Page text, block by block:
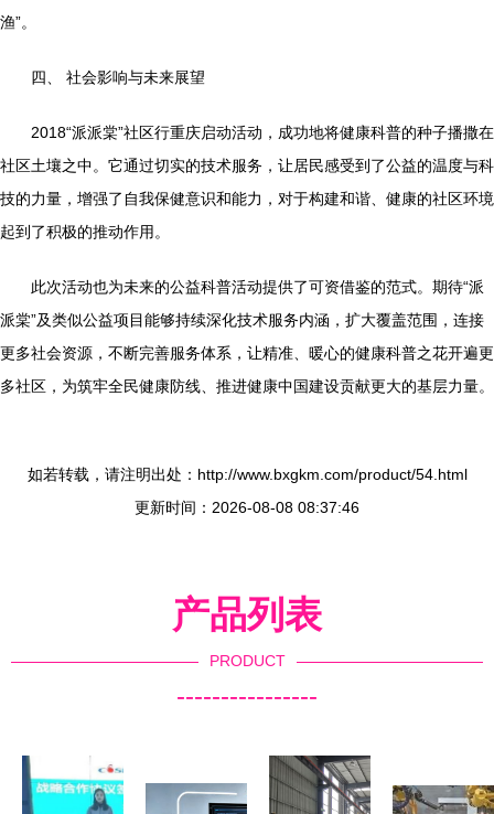
渔”。
四、 社会影响与未来展望
2018“派派棠”社区行重庆启动活动，成功地将健康科普的种子播撒在
社区土壤之中。它通过切实的技术服务，让居民感受到了公益的温度与科
技的力量，增强了自我保健意识和能力，对于构建和谐、健康的社区环境
起到了积极的推动作用。
此次活动也为未来的公益科普活动提供了可资借鉴的范式。期待“派
派棠”及类似公益项目能够持续深化技术服务内涵，扩大覆盖范围，连接
更多社会资源，不断完善服务体系，让精准、暖心的健康科普之花开遍更
多社区，为筑牢全民健康防线、推进健康中国建设贡献更大的基层力量。
如若转载，请注明出处：http://www.bxgkm.com/product/54.html
更新时间：2026-08-08 08:37:46
产品列表
PRODUCT
----------------